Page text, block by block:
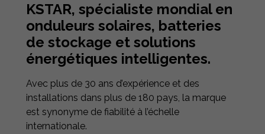
KSTAR, spécialiste mondial en
onduleurs solaires, batteries
de stockage et solutions
énergétiques intelligentes.
Avec plus de 30 ans d’expérience et des
installations dans plus de 180 pays, la marque
est synonyme de fiabilité à l’échelle
internationale.